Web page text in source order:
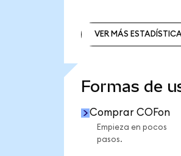
VER MÁS
Formas de
Comprar COFon
Empieza en pocos
pasos.